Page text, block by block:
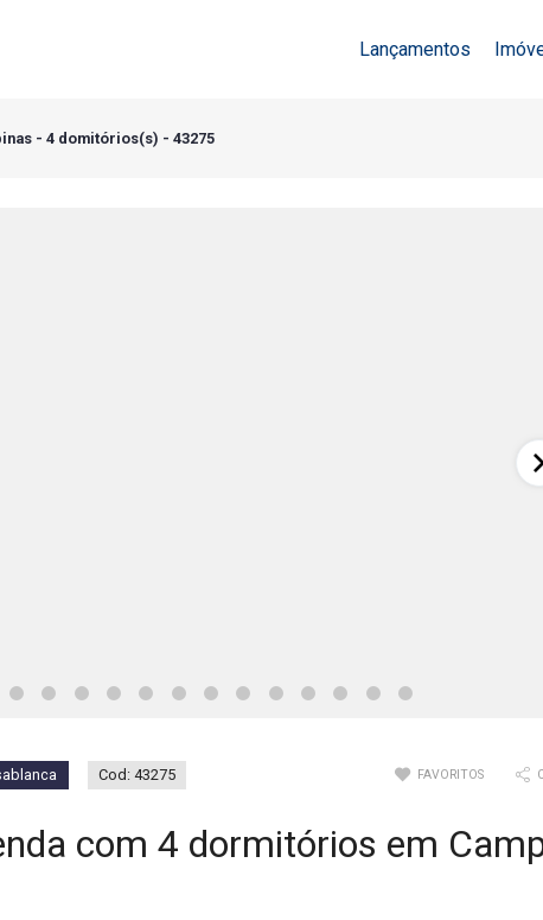
Lançamentos
- 4 domitórios(s) - 43275
Cod: 43275 FAVORITOS
com 4 dormitórios em